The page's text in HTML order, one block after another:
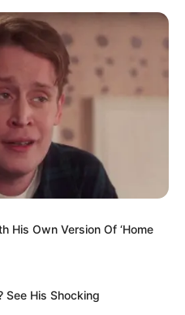
ΠΑΝΗΓΥΡΙΑ
His Own Version Of ‘Home
See His Shocking